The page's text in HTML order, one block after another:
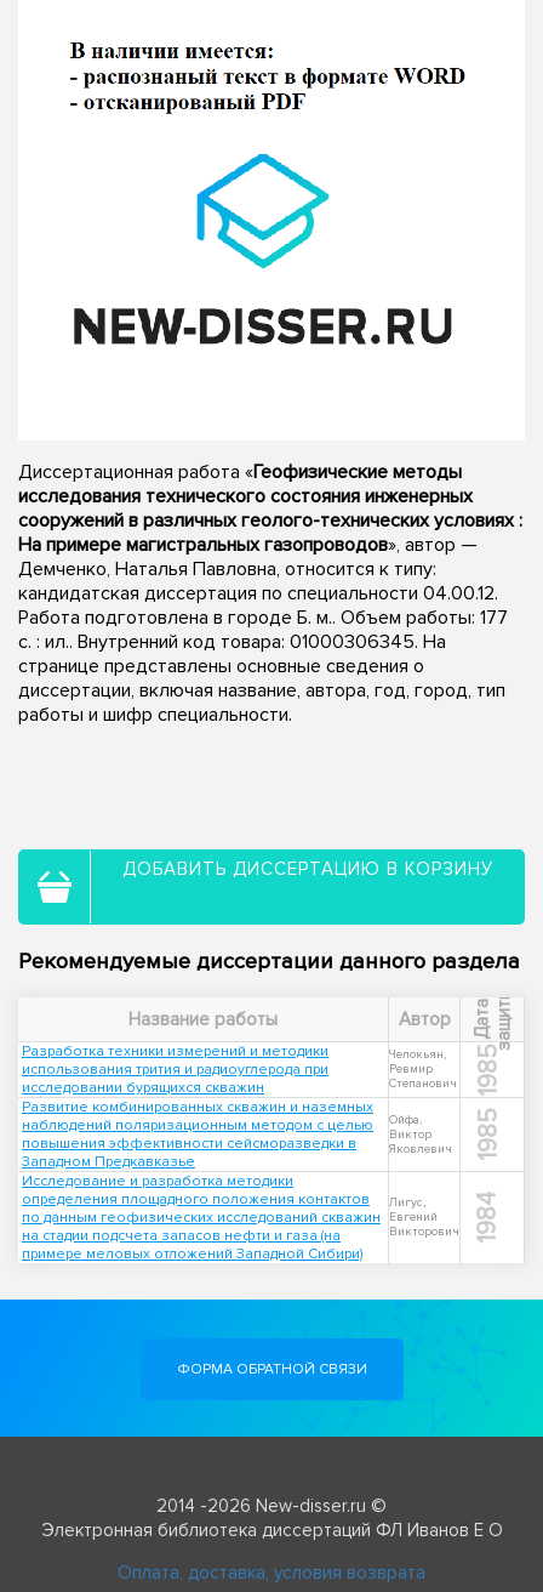
Диссертационная работа «Геофизические методы
исследования технического состояния инженерных
сооружений в различных геолого-технических условиях :
На примере магистральных газопроводов», автор —
Демченко, Наталья Павловна, относится к типу:
кандидатская диссертация по специальности 04.00.12.
Работа подготовлена в городе Б. м.. Объем работы: 177
с. : ил.. Внутренний код товара: 01000306345. На
странице представлены основные сведения о
диссертации, включая название, автора, год, город, тип
работы и шифр специальности.
ДОБАВИТЬ ДИССЕРТАЦИЮ В КОРЗИНУ
Рекомендуемые диссертации данного раздела
Название работы Автор Д
а
т
а
з
а
щ
и
т ы
Разработка техники измерений и методики
использования трития и радиоуглерода при
исследовании бурящихся скважин
Челокьян,
Ревмир
Степанович
1985
Развитие комбинированных скважин и наземных
наблюдений поляризационным методом с целью
повышения эффективности сейсморазведки в
Западном Предкавказье
Ойфа,
Виктор
Яковлевич
1985
Исследование и разработка методики
определения площадного положения контактов
по данным геофизических исследований скважин
на стадии подсчета запасов нефти и газа (на
примере меловых отложений Западной Сибири)
Лигус,
Евгений
Викторович
1984
ФОРМА ОБРАТНОЙ СВЯЗИ
2014 -2026 New-disser.ru ©
Электронная библиотека диссертаций ФЛ Иванов Е О
Оплата, доставка, условия возврата